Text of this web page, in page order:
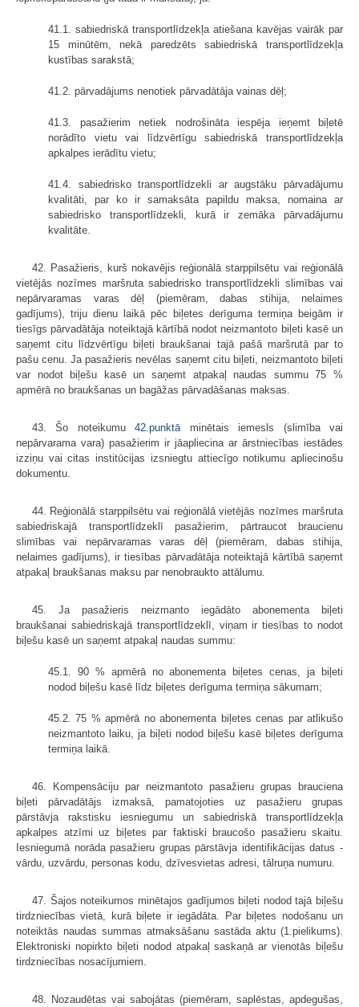
41.1. sabiedriskā transportlīdzekļa atiešana kavējas vairāk par
15 minūtēm, nekā paredzēts sabiedriskā transportlīdzekļa
kustības sarakstā;
41.2. pārvadājums nenotiek pārvadātāja vainas dēļ;
41.3. pasažierim netiek nodrošināta iespēja ieņemt biļetē
norādīto vietu vai līdzvērtīgu sabiedriskā transportlīdzekļa
apkalpes ierādītu vietu;
41.4. sabiedrisko transportlīdzekli ar augstāku pārvadājumu
kvalitāti, par ko ir samaksāta papildu maksa, nomaina ar
sabiedrisko transportlīdzekli, kurā ir zemāka pārvadājumu
kvalitāte.
42. Pasažieris, kurš nokavējis reģionālā starppilsētu vai reģionālā
vietējās nozīmes maršruta sabiedrisko transportlīdzekli slimības vai
nepārvaramas varas dēļ (piemēram, dabas stihija, nelaimes
gadījums), triju dienu laikā pēc biļetes derīguma termiņa beigām ir
tiesīgs pārvadātāja noteiktajā kārtībā nodot neizmantoto biļeti kasē un
saņemt citu līdzvērtīgu biļeti braukšanai tajā pašā maršrutā par to
pašu cenu. Ja pasažieris nevēlas saņemt citu biļeti, neizmantoto biļeti
var nodot biļešu kasē un saņemt atpakaļ naudas summu 75 %
apmērā no braukšanas un bagāžas pārvadāšanas maksas.
43. Šo noteikumu42.punktā minētais iemesls (slimība vai
nepārvarama vara) pasažierim ir jāapliecina ar ārstniecības iestādes
izziņu vai citas institūcijas izsniegtu attiecīgo notikumu apliecinošu
dokumentu.
44. Reģionālā starppilsētu vai reģionālā vietējās nozīmes maršruta
sabiedriskajā transportlīdzeklī pasažierim, pārtraucot braucienu
slimības vai nepārvaramas varas dēļ (piemēram, dabas stihija,
nelaimes gadījums), ir tiesības pārvadātāja noteiktajā kārtībā saņemt
atpakaļ braukšanas maksu par nenobraukto attālumu.
45. Ja pasažieris neizmanto iegādāto abonementa biļeti
braukšanai sabiedriskajā transportlīdzeklī, viņam ir tiesības to nodot
biļešu kasē un saņemt atpakaļ naudas summu:
45.1. 90 % apmērā no abonementa biļetes cenas, ja biļeti
nodod biļešu kasē līdz biļetes derīguma termiņa sākumam;
45.2. 75 % apmērā no abonementa biļetes cenas par atlikušo
neizmantoto laiku, ja biļeti nodod biļešu kasē biļetes derīguma
termiņa laikā.
46. Kompensāciju par neizmantoto pasažieru grupas brauciena
biļeti pārvadātājs izmaksā, pamatojoties uz pasažieru grupas
pārstāvja rakstisku iesniegumu un sabiedriskā transportlīdzekļa
apkalpes atzīmi uz biļetes par faktiski braucošo pasažieru skaitu.
Iesniegumā norāda pasažieru grupas pārstāvja identifikācijas datus -
vārdu, uzvārdu, personas kodu, dzīvesvietas adresi, tālruņa numuru.
47. Šajos noteikumos minētajos gadījumos biļeti nodod tajā biļešu
tirdzniecības vietā, kurā biļete ir iegādāta. Par biļetes nodošanu un
noteiktās naudas summas atmaksāšanu sastāda aktu (1.pielikums).
Elektroniski nopirkto biļeti nodod atpakaļ saskaņā ar vienotās biļešu
tirdzniecības nosacījumiem.
48. Nozaudētas vai sabojātas (piemēram, saplēstas, apdegušas,